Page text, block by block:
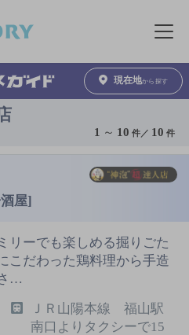
メニュ
現在地から探す
1 ～ 10 件／ 10 件
屋]
リーでも楽しめる掘りごた
こだわった鶏料理から手造
…
ＪＲ山陽本線 福山駅
南口よりタクシーで15